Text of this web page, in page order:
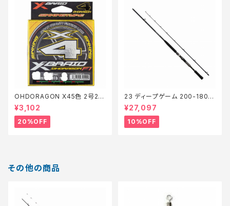
OHDORAGON X45色 2号20
0m28lb【特価仕掛】【20】
¥3,102
20%OFF
23 ディープゲーム 200-180
【継続セール_ロッド】【10】
¥27,097
10%OFF
その他の商品